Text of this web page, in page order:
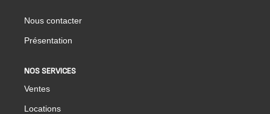
Nous contacter
Présentation
NOS SERVICES
Ventes
Locations